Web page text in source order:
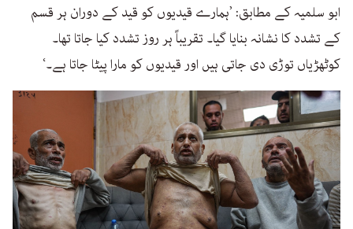
ابو سلمیہ کے مطابق: ’ہمارے قیدیوں کو قید کے دوران ہر قسم
کے تشدد کا نشانہ بنایا گیا۔ تقریباً ہر روز تشدد کیا جاتا تھا۔
کوٹھڑیاں توڑی دی جاتی ہیں اور قیدیوں کو مارا پیٹا جاتا ہے۔‘